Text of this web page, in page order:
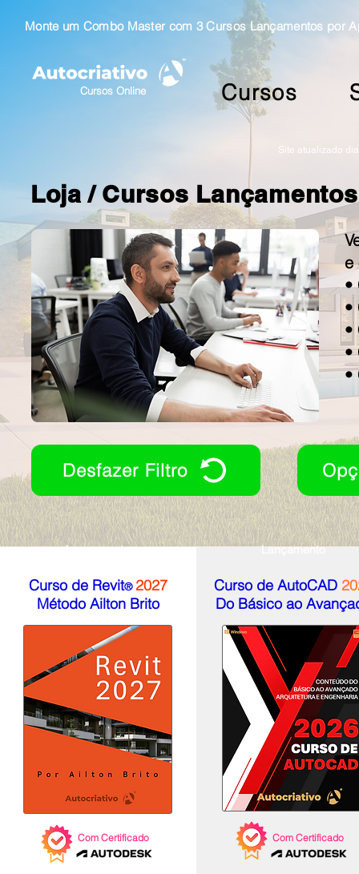
Monte um Combo Master com 3 Cursos Lançamentos por
Cursos Online Cursos
Loja /Cursos
e
•
•
•
•
•
Desfazer Filtro
Curso de Revit®2027
Método Ailton Brito
Com Certificado
Curso de AutoCAD
Do Básico ao
Com Certificado
Lançamento Lançamento
Site atualizado